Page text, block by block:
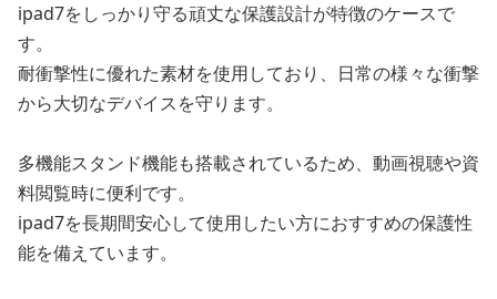
ipad7をしっかり守る頑丈な保護設計が特徴のケースで
す。
耐衝撃性に優れた素材を使用しており、日常の様々な衝撃
から大切なデバイスを守ります。
多機能スタンド機能も搭載されているため、動画視聴や資
料閲覧時に便利です。
ipad7を長期間安心して使用したい方におすすめの保護性
能を備えています。